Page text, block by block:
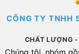
CÔNG TY TNHH
CHẤT LƯỢNG